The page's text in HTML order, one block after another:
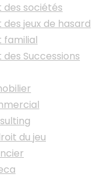
des sociétés
jeux de hasard
familial
Successions
du jeu